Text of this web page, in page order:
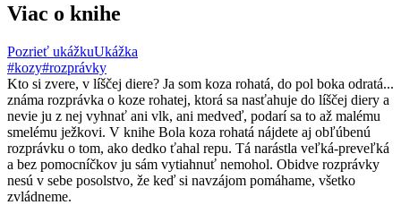
Viac o knihe
Pozrieť ukážkuUkážka
#kozy#rozprávky
Kto si zvere, v líščej diere? Ja som koza rohatá, do pol boka odratá...
známa rozprávka o koze rohatej, ktorá sa nasťahuje do líščej diery a
nevie ju z nej vyhnať ani vlk, ani medveď, podarí sa to až malému
smelému ježkovi. V knihe Bola koza rohatá nájdete aj obľúbenú
rozprávku o tom, ako dedko ťahal repu. Tá narástla veľká-preveľká
a bez pomocníčkov ju sám vytiahnuť nemohol. Obidve rozprávky
nesú v sebe posolstvo, že keď si navzájom pomáhame, všetko
zvládneme.